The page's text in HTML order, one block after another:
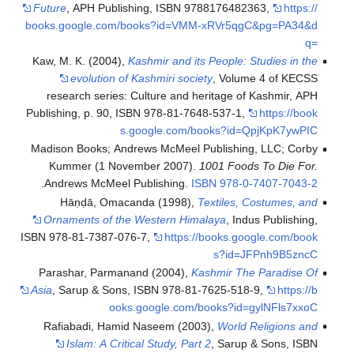
Future, APH
books.google.com/
Kaw, M. K. (2004),
evolution of
research series:
Publishing, p. 90,
Madison Books;
Kummer (1
Andrews
.
Hāṇḍā,
Ornaments of
ISBN 978-81-7387-
Parashar,
Asia, Sarup &
Rafiabadi,
Islam: A